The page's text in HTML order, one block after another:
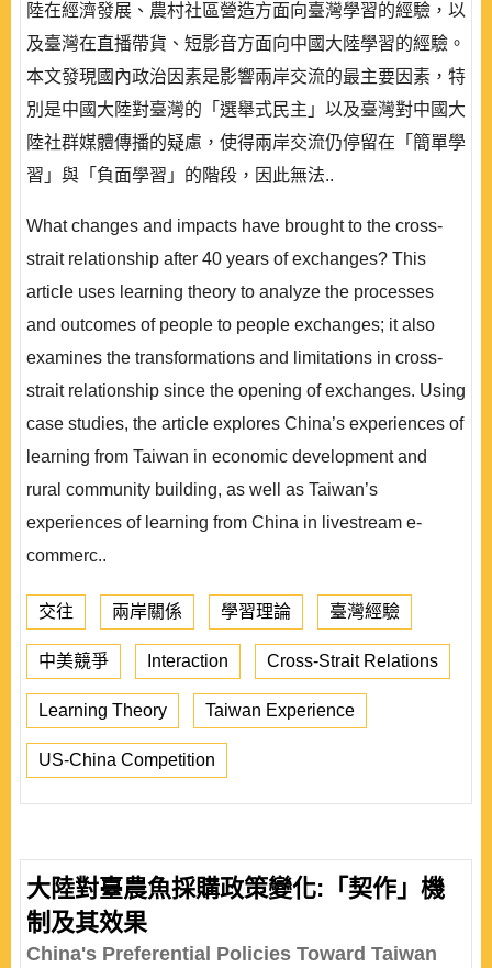
陸在經濟發展、農村社區營造方面向臺灣學習的經驗，以
及臺灣在直播帶貨、短影音方面向中國大陸學習的經驗。
本文發現國內政治因素是影響兩岸交流的最主要因素，特
別是中國大陸對臺灣的「選舉式民主」以及臺灣對中國大
陸社群媒體傳播的疑慮，使得兩岸交流仍停留在「簡單學
習」與「負面學習」的階段，因此無法..
What changes and impacts have brought to the cross-
strait relationship after 40 years of exchanges? This
article uses learning theory to analyze the processes
and outcomes of people to people exchanges; it also
examines the transformations and limitations in cross-
strait relationship since the opening of exchanges. Using
case studies, the article explores China’s experiences of
learning from Taiwan in economic development and
rural community building, as well as Taiwan’s
experiences of learning from China in livestream e-
commerc..
交往 兩岸關係 學習理論 臺灣經驗
中美競爭 Interaction Cross-Strait Relations
Learning Theory Taiwan Experience
US-China Competition
大陸對臺農魚採購政策變化:「契作」機
制及其效果
China's Preferential Policies Toward Taiwan